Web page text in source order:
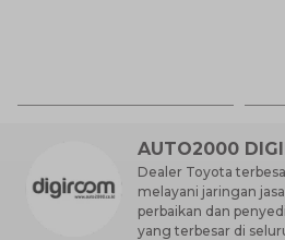
AUTO2000
Dealer Toyota
melayani jaringan
perbaikan dan
yang terbesar di